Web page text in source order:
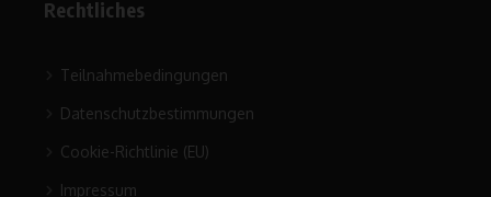
Rechtliches
Teilnahmebedingungen
Datenschutzbestimmungen
Cookie-Richtlinie (EU)
Impressum